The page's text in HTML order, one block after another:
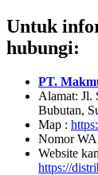
Untuk
hubungi:
PT.
Alamat: Jl.
Bubutan,
Map :
Nomor
Website
https://